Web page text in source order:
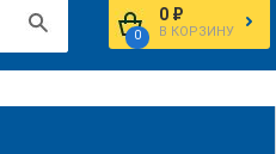
0
0 ₽
В КОРЗИНУ